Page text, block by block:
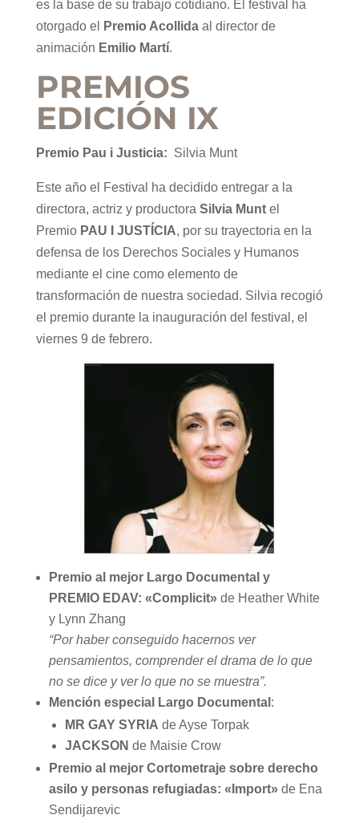
es la base de su trabajo cotidiano. El festival ha
otorgado el
Premio Acollidaal director de
animación Emilio Martí.
PREMIOS
EDICIÓN IX
Premio Pau i Justicia: Silvia Munt
Este año el Festival ha decidido entregar a la
directora, actriz y productora Silvia Muntel
PremioPAU I JUSTÍCIA, por su trayectoria en la
defensa de los Derechos Sociales y Humanos
mediante el cine como elemento de
transformación de nuestra sociedad. Silvia recogió
el premio durante la inauguración del festival, el
viernes 9 de febrero.
Premio al mejor Largo Documental y
PREMIO EDAV: «Complicit» de Heather White
y Lynn Zhang
“Por haber conseguido hacernos ver
pensamientos, comprender el drama de lo que
no se dice y ver lo que no se muestra”.
Mención especial Largo Documental :
MR GAY SYRIA de Ayse Torpak
JACKSON de Maisie Crow
Premio al mejor Cortometraje sobre derecho
asilo y personas refugiadas: «Import» de Ena
Sendijarevic